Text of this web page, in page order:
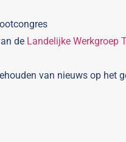
de Landelijke Werkgroep
van nieuws op het